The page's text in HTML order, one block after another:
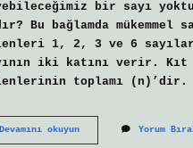
bir sayı
Bu bağlamda
1, 2, 3 ve 6
iki katını verir. Kıt
toplamı (n)’dir.
Devamını okuyunZengin
Sayı
Yorum